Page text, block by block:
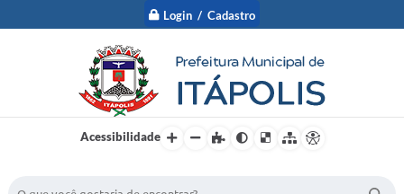
Login / Cadastro
Acessibilidade